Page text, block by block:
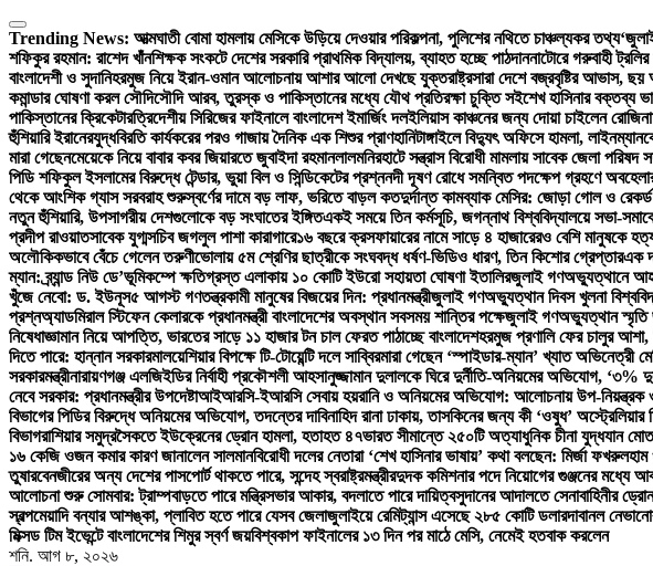
Skip
to
content
Trending News: আত্মঘাতী বোমা হামলায় মেসিকে উড়িয়ে দেওয়ার পরিকল্পনা, পুলিশের নথিতে চাঞ্চল্যকর তথ্য
শফিকুর রহমান: রাশেদ খাঁনশিক্ষক সংকটে দেশের সরকারি প্রাথমিক বিদ্যালয়, ব্যাহত হচ্ছে পাঠদাননাটোরে গরুবাহী
বাংলাদেশী ও সুদানিহরমুজ নিয়ে ইরান-ওমান আলোচনায় আশার আলো দেখছে যুক্তরাষ্ট্রসারা দেশে বজ্রবৃষ্টির আভাস, ছয়
কমান্ডার ঘোষণা করল সৌদিসৌদি আরব, তুরস্ক ও পাকিস্তানের মধ্যে যৌথ প্রতিরক্ষা চুক্তি সইশেখ হাসিনার বক্তব্য
পাকিস্তানের ক্রিকেটারত্রিদেশীয় সিরিজের ফাইনালে বাংলাদেশ ইমার্জিং দলইলিয়াস কাঞ্চনের জন্য দোয়া চাইলেন রোজিনা
হুঁশিয়ারি ইরানেরযুদ্ধবিরতি কার্যকরের পরও গাজায় দৈনিক এক শিশুর প্রাণহানিটাঙ্গাইলে বিদ্যুৎ অফিসে হামলা,
মারা গেছেনমেয়েকে নিয়ে বাবার কবর জিয়ারতে জুবাইদা রহমানলালমনিরহাটে সন্ত্রাস বিরোধী মামলায় সাবেক জেলা পরিষদ
পিডি শফিকুল ইসলামের বিরুদ্ধে টেন্ডার, ভুয়া বিল ও সিন্ডিকেটের প্রশ্ননদী দূষণ রোধে সমন্বিত পদক্ষেপ গ্রহণে
থেকে আংশিক গ্যাস সরবরাহ শুরুস্বর্ণের দামে বড় লাফ, ভরিতে বাড়ল কতদুর্দান্ত কামব্যাক মেসির: জোড়া গোল ও
নতুন হুঁশিয়ারি, উপসাগরীয় দেশগুলোকে বড় সংঘাতের ইঙ্গিতএকই সময়ে তিন কর্মসূচি, জগন্নাথ বিশ্ববিদ্যালয়ে সভা-
প্রদীপ রাওয়াতসাবেক যুগ্মসচিব জগলুল পাশা কারাগারে১৬ বছরে ক্রসফায়ারের নামে সাড়ে ৪ হাজারেরও বেশি মানুষকে
অলৌকিকভাবে বেঁচে গেলেন তরুণীভোলায় ৫ম শ্রেণির ছাত্রীকে সংঘবদ্ধ ধর্ষণ-ভিডিও ধারণ, তিন কিশোর গ্রেপ্তারএক
ম্যান: ব্র্যান্ড নিউ ডে’ভূমিকম্পে ক্ষতিগ্রস্ত এলাকায় ১০ কোটি ইউরো সহায়তা ঘোষণা ইতালিরজুলাই গণঅভ্যুত্থানে আহত
খুঁজে নেবো: ড. ইউনূস৫ আগস্ট গণতন্ত্রকামী মানুষের বিজয়ের দিন: প্রধানমন্ত্রীজুলাই গণঅভ্যুত্থান দিবস খুলনা
প্রশ্নঅ্যাডমিরাল স্টিফেন কেলারকে প্রধানমন্ত্রী বাংলাদেশের অবস্থান সবসময় শান্তির পক্ষেজুলাই গণঅভ্যুত্থান স্মৃতি
নিষেধাজ্ঞামান নিয়ে আপত্তি, ভারতের সাড়ে ১১ হাজার টন চাল ফেরত পাঠাচ্ছে বাংলাদেশহরমুজ প্রণালি ফের চালুর আশা,
দিতে পারে: হান্নান সরকারমালয়েশিয়ার বিপক্ষে টি-টোয়েন্টি দলে সাব্বিরমারা গেছেন ‘স্পাইডার-ম্যান’ খ্যাত অভিনেত্রী
সরকারমন্ত্রীনারায়ণগঞ্জ এলজিইডির নির্বাহী প্রকৌশলী আহসানুজ্জামান দুলালকে ঘিরে দুর্নীতি-অনিয়মের অভিযোগ, ‘৩%
নেবে সরকার: প্রধানমন্ত্রীর উপদেষ্টাআইআরসি-ইআরসি সেবায় হয়রানি ও অনিয়মের অভিযোগ: আলোচনায় উপ-নিয়ন্ত্রক
বিভাগের পিডির বিরুদ্ধে অনিয়মের অভিযোগ, তদন্তের দাবিনাহিদ রানা ঢাকায়, তাসকিনের জন্য কী ‘ওষুধ’ অস্ট্রেলিয়ার
বিভাগরাশিয়ার সমুদ্রসৈকতে ইউক্রেনের ড্রোন হামলা, হতাহত ৪৭ভারত সীমান্তে ২৫০টি অত্যাধুনিক চীনা যুদ্ধযান
১৬ কেজি ওজন কমার কারণ জানালেন সালমানবিরোধী দলের নেতারা ‘শেখ হাসিনার ভাষায়’ কথা বলছেন: মির্জা ফখরুল
তুষারবেনজীরের অন্য দেশের পাসপোর্ট থাকতে পারে, সন্দেহ স্বরাষ্ট্রমন্ত্রীরদুদক কমিশনার পদে নিয়োগের গুঞ্জনের মধ্যে
আলোচনা শুরু সোমবার: ট্রাম্পবাড়তে পারে মন্ত্রিসভার আকার, বদলাতে পারে দায়িত্বসুদানের আদালতে সেনাবাহিনীর
স্বল্পমেয়াদি বন্যার আশঙ্কা, প্লাবিত হতে পারে যেসব জেলাজুলাইয়ে রেমিট্যান্স এসেছে ২৮৫ কোটি ডলারদাবানল
মিক্সড টিম ইভেন্টে বাংলাদেশের শিমুর স্বর্ণ জয়বিশ্বকাপ ফাইনালের ১৩ দিন পর মাঠে মেসি, নেমেই হতবাক করলেন
শনি. আগ ৮, ২০২৬